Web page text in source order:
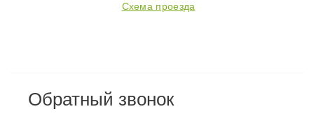
Схема проезда
Обратный звонок